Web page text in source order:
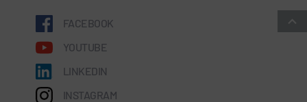
FACEBOOK
YOUTUBE
LINKEDIN
INSTAGRAM